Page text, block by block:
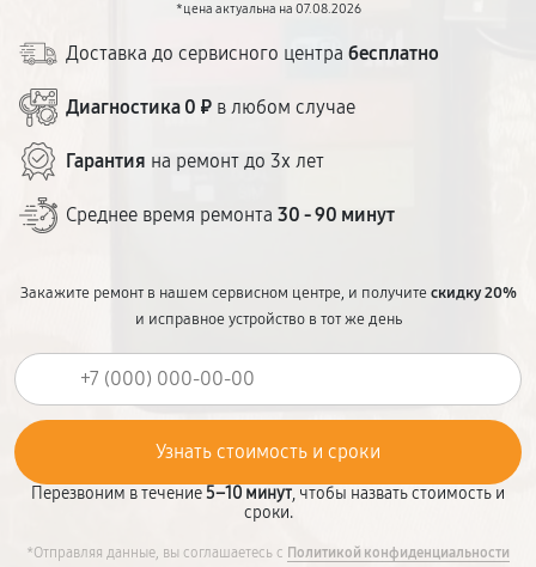
*цена актуальна на 07.08.2026
Доставка до сервисного центра бесплатно
Диагностика 0 ₽ в любом случае
Гарантия на ремонт до 3х лет
Среднее время ремонта 30 - 90 минут
Закажите ремонт в нашем сервисном центре, и получитескидку 20%
и исправное устройство в тот же день
Перезвоним в течение5–10 минут, чтобы назвать стоимость и
сроки.
*Отправляя данные, вы соглашаетесь с Политикой конфиденциальности